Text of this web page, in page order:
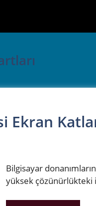
Ekran
Bilgisayar
yüksek çözünürlükteki